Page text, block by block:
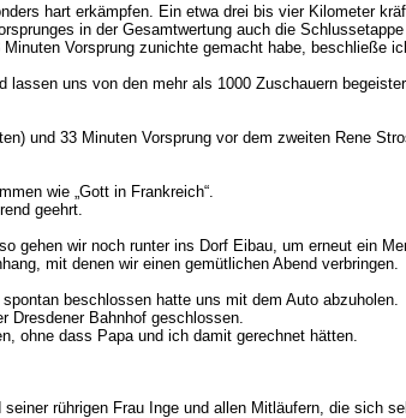
hart erkämpfen. Ein etwa drei bis vier Kilometer
in der Gesamtwertung auch die Schlussetappe
Vorsprung zunichte gemacht habe, beschließe
uns von den mehr als 1000 Zuschauern
und 33 Minuten Vorsprung vor dem zweiten Rene
wie „Gott in Frankreich“.
geehrt.
gehen wir noch runter ins Dorf Eibau, um erneut ein
mit denen wir einen gemütlichen Abend verbringen.
beschlossen hatte uns mit dem Auto abzuholen.
Dresdener Bahnhof geschlossen.
ohne dass Papa und ich damit gerechnet hätten.
rührigen Frau Inge und allen Mitläufern, die sich